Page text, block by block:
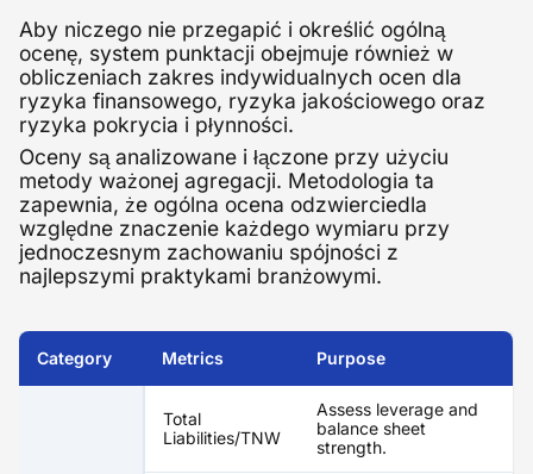
Aby niczego nie przegapić i określić ogólną
ocenę, system punktacji obejmuje również w
obliczeniach zakres indywidualnych ocen dla
ryzyka finansowego, ryzyka jakościowego oraz
ryzyka pokrycia i płynności.
Oceny są analizowane i łączone przy użyciu
metody ważonej agregacji. Metodologia ta
zapewnia, że ogólna ocena odzwierciedla
względne znaczenie każdego wymiaru przy
jednoczesnym zachowaniu spójności z
najlepszymi praktykami branżowymi.
Category Metrics Purpose
Total
Liabilities/TNW
Assess leverage and
balance sheet
strength.